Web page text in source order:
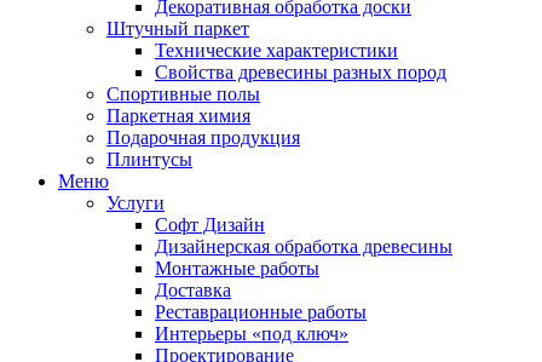
Декоративная обработка доски
Штучный паркет
Технические характеристики
Свойства древесины разных пород
Спортивные полы
Паркетная химия
Подарочная продукция
Плинтусы
Меню
Услуги
Софт Дизайн
Дизайнерская обработка древесины
Монтажные работы
Доставка
Реставрационные работы
Интерьеры «под ключ»
Проектирование